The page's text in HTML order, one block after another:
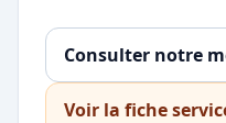
Consulter notre
Voir la fiche